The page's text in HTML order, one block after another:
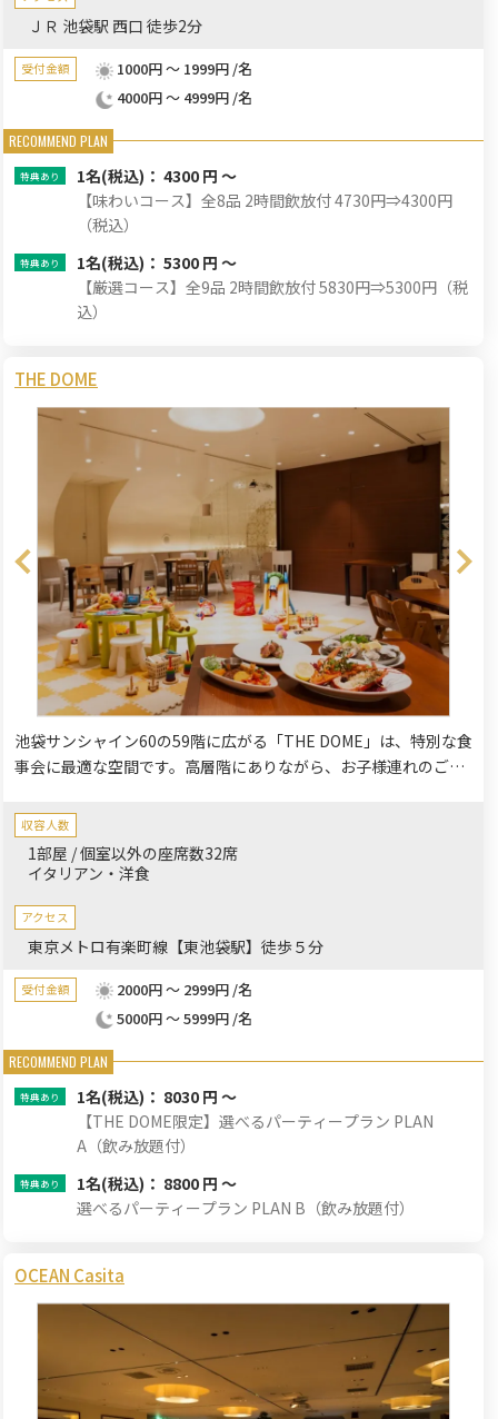
ＪＲ 池袋駅 西口 徒歩2分
受付金額
1000円 ～ 1999円 /名
4000円 ～ 4999円 /名
1名(税込)： 4300 円 ～
【味わいコース】全8品 2時間飲放付 4730円⇒4300円
（税込）
1名(税込)： 5300 円 ～
【厳選コース】全9品 2時間飲放付 5830円⇒5300円（税
込）
THE DOME
池袋サンシャイン60の59階に広がる「THE DOME」は、特別な食
事会に最適な空間です。高層階にありながら、お子様連れのご家
常設。ご家族でのお祝い事、誕生日、記念日、大切な接待や会食
など、幅広いシーンに対応いたします。お子様には見た目も楽し
いキッズプレートを、大人の方には「オーシャンカシータ」の上
ティスペースは、立食・着席どちらのスタイルにも柔軟に対応。
思い出に残る素敵なひとときを「THE DOME」でお過ごしくださ
収容人数
1部屋 / 個室以外の座席数32席
イタリアン・洋食
アクセス
東京メトロ有楽町線【東池袋駅】徒歩５分
受付金額
2000円 ～ 2999円 /名
5000円 ～ 5999円 /名
1名(税込)： 8030 円 ～
【THE DOME限定】選べるパーティープラン PLAN
A（飲み放題付）
1名(税込)： 8800 円 ～
選べるパーティープラン PLAN B（飲み放題付）
OCEAN Casita